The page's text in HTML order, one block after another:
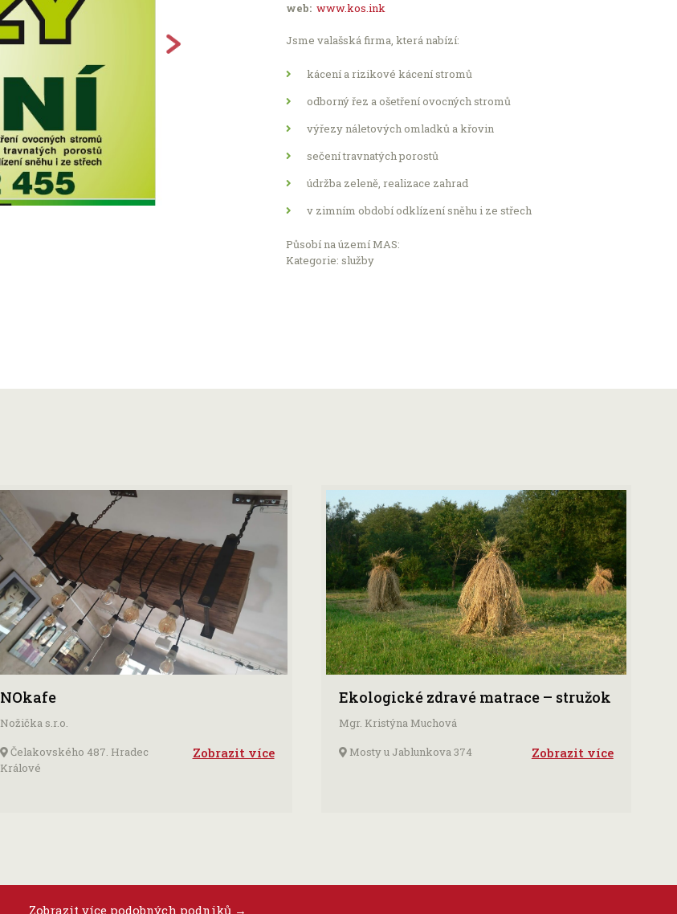
web: www.kos.ink
Jsme valašská firma, která nabízí:
kácení a rizikové kácení stromů
odborný řez a ošetření ovocných stromů
výřezy náletových omladků a křovin
sečení travnatých porostů
údržba zeleně, realizace zahrad
v zimním období odklízení sněhu i ze střech
Působí na území MAS:
Kategorie: služby
NOkafe
Nožička s.r.o.
Čelakovského 487. Hradec
Králové
Zobrazit více
Ekologické zdravé matrace – stružok
Mgr. Kristýna Muchová
Mosty u Jablunkova 374
Zobrazit více
Zobrazit více podobných podniků →